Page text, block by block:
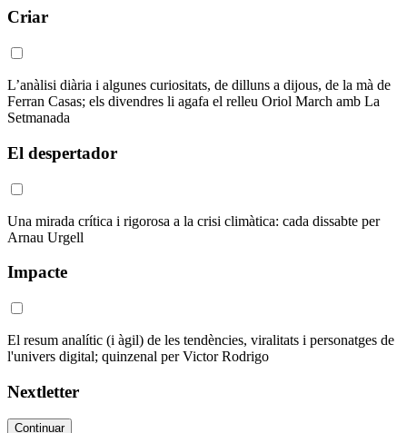
Criar
L’anàlisi diària i algunes curiositats, de dilluns a dijous, de la mà de
Ferran Casas; els divendres li agafa el relleu Oriol March amb La
Setmanada
El despertador
Una mirada crítica i rigorosa a la crisi climàtica: cada dissabte per
Arnau Urgell
Impacte
El resum analític (i àgil) de les tendències, viralitats i personatges de
l'univers digital; quinzenal per Victor Rodrigo
Nextletter
Continuar